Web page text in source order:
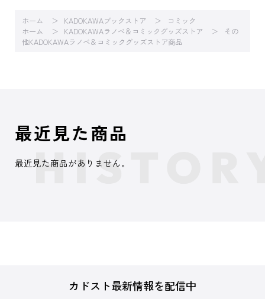
ホーム KADOKAWAブックストア
コミック
ホーム
KADOKAWAラノベ＆コミックグッズストア
その
他KADOKAWAラノベ＆コミックグッズストア商品
最近見た商品
最近見た商品がありません。
カドスト最新情報を配信中